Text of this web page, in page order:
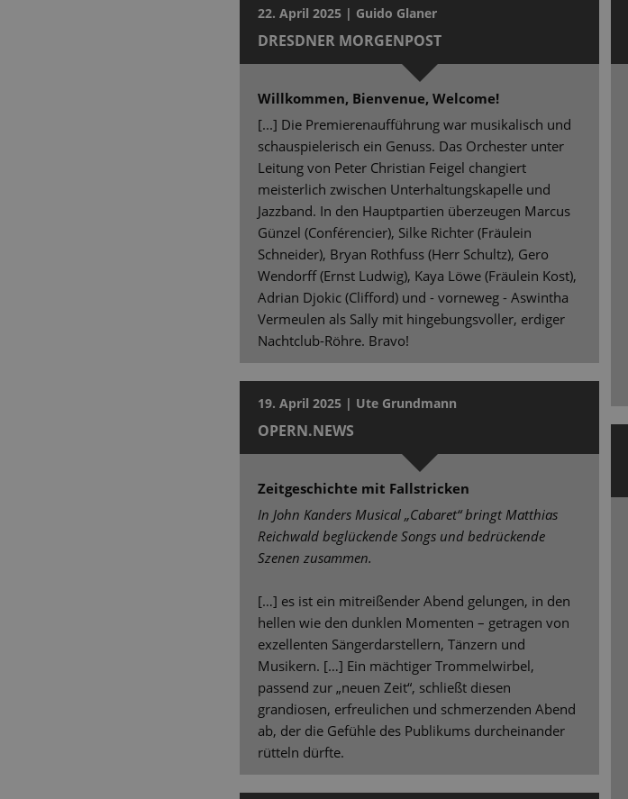
22. April 2025 | Guido Glaner
DRESDNER MORGENPOST
Willkommen, Bienvenue, Welcome!
[...] Die Premierenaufführung war musikalisch und
schauspielerisch ein Genuss. Das Orchester unter
Leitung von Peter Christian Feigel changiert
meisterlich zwischen Unterhaltungskapelle und
Jazzband. In den Hauptpartien überzeugen Marcus
Günzel (Conférencier), Silke Richter (Fräulein
Schneider), Bryan Rothfuss (Herr Schultz), Gero
Wendorff (Ernst Ludwig), Kaya Löwe (Fräulein Kost),
Adrian Djokic (Clifford) und - vorneweg - Aswintha
Vermeulen als Sally mit hingebungsvoller, erdiger
Nachtclub-Röhre. Bravo!
19. April 2025 | Ute Grundmann
OPERN.NEWS
Zeitgeschichte mit Fallstricken
In John Kanders Musical „Cabaret“ bringt Matthias
Reichwald beglückende Songs und bedrückende
Szenen zusammen.
[…] es ist ein mitreißender Abend gelungen, in den
hellen wie den dunklen Momenten – getragen von
exzellenten Sängerdarstellern, Tänzern und
Musikern. […] Ein mächtiger Trommelwirbel,
passend zur „neuen Zeit“, schließt diesen
grandiosen, erfreulichen und schmerzenden Abend
ab, der die Gefühle des Publikums durcheinander
rütteln dürfte.